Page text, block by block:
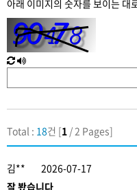
력
아래 이미지의 숫자를 보이는 대
새
로
침
한
글
성
Total : 18건 [1 / 2 Pages]
김**
2026-07-17
잘 봤습니다